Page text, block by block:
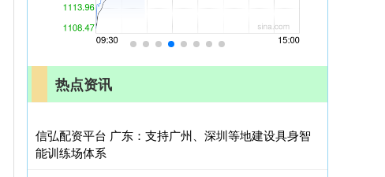
热点资讯
信弘配资平台 广东：支持广州、深圳等地建设具身智
能训练场体系